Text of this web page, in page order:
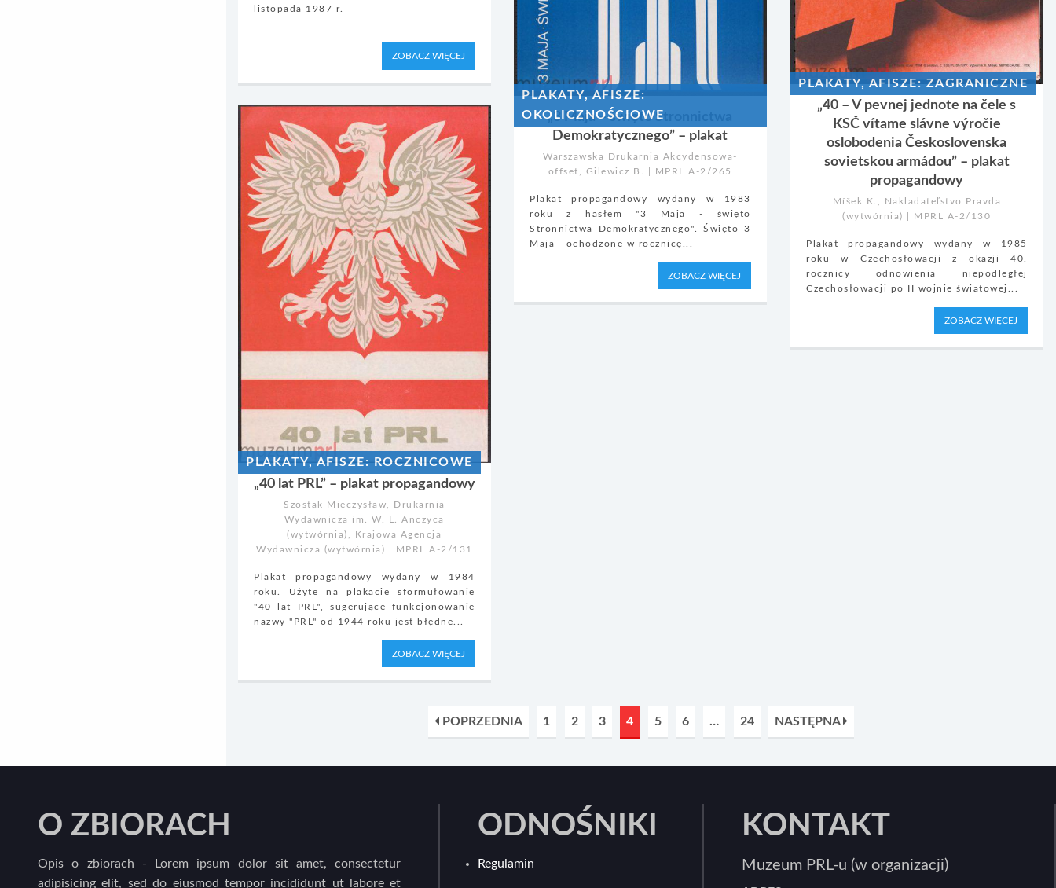
listopada 1987 r.
ZOBACZ WIĘCEJ
PLAKATY, AFISZE:
OKOLICZNOŚCIOWE
„3 Maja – święto Stronnictwa
Demokratycznego” – plakat
Warszawska Drukarnia Akcydensowa-
offset, Gilewicz B. | MPRL A-2/265
Plakat propagandowy wydany w 1983
roku z hasłem "3 Maja - święto
Stronnictwa Demokratycznego". Święto 3
Maja - ochodzone w rocznicę...
ZOBACZ WIĘCEJ
PLAKATY, AFISZE: ZAGRANICZNE
„40 – V pevnej jednote na čele s
KSČ vítame slávne výročie
oslobodenia Československa
sovietskou armádou” – plakat
propagandowy
Míšek K., Nakladateľstvo Pravda
(wytwórnia) | MPRL A-2/130
Plakat propagandowy wydany w 1985
roku w Czechosłowacji z okazji 40.
rocznicy odnowienia niepodległej
Czechosłowacji po II wojnie światowej...
ZOBACZ WIĘCEJ
PLAKATY, AFISZE: ROCZNICOWE
„40 lat PRL” – plakat propagandowy
Szostak Mieczysław, Drukarnia
Wydawnicza im. W. L. Anczyca
(wytwórnia), Krajowa Agencja
Wydawnicza (wytwórnia) | MPRL A-2/131
Plakat propagandowy wydany w 1984
roku. Użyte na plakacie sformułowanie
"40 lat PRL", sugerujące funkcjonowanie
nazwy "PRL" od 1944 roku jest błędne...
ZOBACZ WIĘCEJ
POPRZEDNIA 1 2 3 4 5 6 … 24 NASTĘPNA
O ZBIORACH
Opis o zbiorach - Lorem ipsum dolor sit amet, consectetur
adipisicing elit, sed do eiusmod tempor incididunt ut labore et
ODNOŚNIKI
Regulamin
KONTAKT
Muzeum PRL-u (w organizacji)